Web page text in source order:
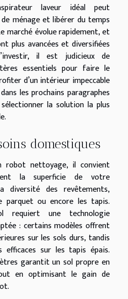
laveur idéal peut
ménage et libérer du temps
marché évolue rapidement, et
plus avancées et diversifiées
il est judicieux de
essentiels pour faire le
d’un intérieur impeccable
les prochains paragraphes
la solution la plus
domestiques
robot nettoyage, il convient
la superficie de votre
diversité des revêtements,
parquet ou encore les tapis.
requiert une technologie
: certains modèles offrent
sur les sols durs, tandis
efficaces sur les tapis épais.
garantit un sol propre en
en optimisant le gain de